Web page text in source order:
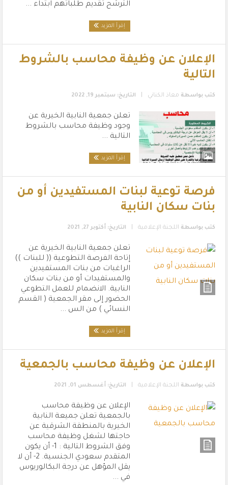
الترشح تقديم طلباتهم ابتداء ...
إقرأ المزيد
الإعلان عن وظيفة محاسب بالشروط
التالية
كتب بواسطة معاذ الكناني التاريخ: سبتمبر 19, 2022
تعلن جمعية النابية الخيرية عن
وجود وظيفة محاسب بالشروط
التالية ...
إقرأ المزيد
فرصة توعية لبنات المستفيدين أو من
بنات سكان النابية
كتب بواسطة اللجنة الإعلامية التاريخ: أكتوبر 27, 2021
تعلن جمعية النابية الخيرية عن
إتاحة الفرصة التطوعية (( للبنات ))
الراغبات من بنات المستفيدين
والمستفيدات أو من بنات سكان
النابية. الانضمام للعمل التطوعي
الحضور إلى مقر الجمعية ( القسم
النسائي ) من الس ...
إقرأ المزيد
الإعلان عن وظيفة محاسب بالجمعية
كتب بواسطة اللجنة الإعلامية التاريخ: أغسطس 01, 2021
الإعلان عن وظيفة محاسب
بالجمعية تعلن جميعة النابية
الخيرية بالمنطقة الشرقية عن
حاجتها لشغل وظيفة محاسب
وفق الشروط التالية : 1- أن يكون
المتقدم سعودي الجنسية. 2- أن لا
يقل المؤهل عن درجة البكالوريوس
في ...